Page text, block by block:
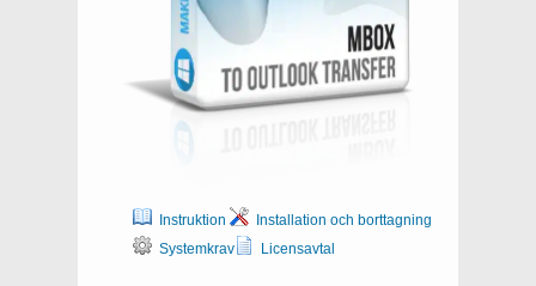
Instruktion
Installation och borttagning
Systemkrav
Licensavtal